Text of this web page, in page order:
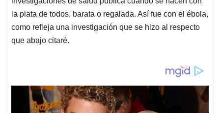
la plata de todos, barata o regalada. Así fue con el ébola,
como refleja una investigación que se hizo al respecto
que abajo citaré.